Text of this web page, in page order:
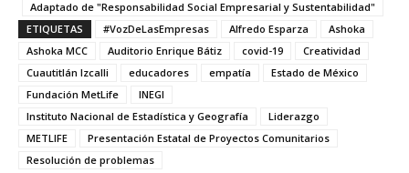
Adaptado de "Responsabilidad Social Empresarial y Sustentabilidad"
ETIQUETAS
#VozDeLasEmpresas Alfredo Esparza
Ashoka
Ashoka MCC
Auditorio Enrique Bátiz covid-19
Creatividad
Cuautitlán Izcalli
educadores empatía
Estado de México
Fundación MetLife
INEGI
Instituto Nacional de Estadística y Geografía
Liderazgo
METLIFE
Presentación Estatal de Proyectos Comunitarios
Resolución de problemas